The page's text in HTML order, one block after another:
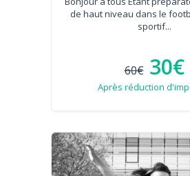
de haut niveau dans le
sportif...
60€ 30€
Après réduction